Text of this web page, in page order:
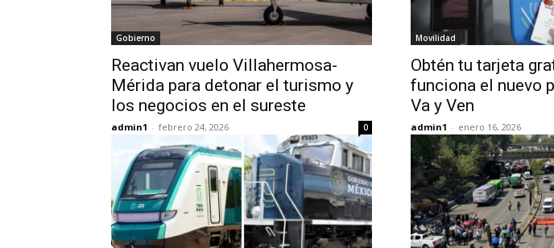
Gobierno
Reactivan vuelo Villahermosa-
Mérida para detonar el turismo y
los negocios en el sureste
admin1 - febrero 24, 2026 0
Movilidad
Obtén tu tarjeta
funciona el nuevo
Va y Ven
admin1 - enero 16, 2026